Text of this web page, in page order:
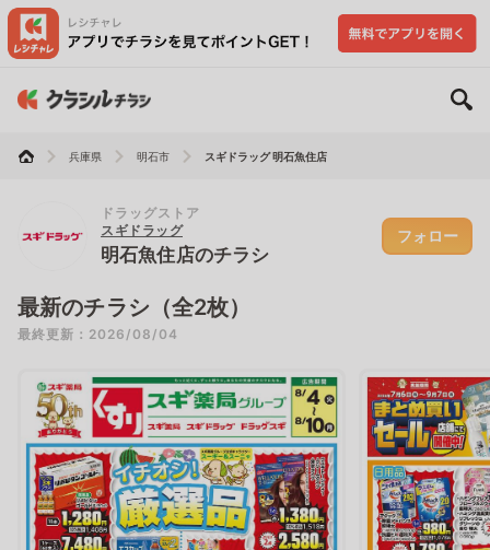
兵庫県 明石市 スギドラッグ 明石魚住店
ドラッグストア
スギドラッグ
明石魚住店のチラシ
フォロー
最新のチラシ（全2枚）
最終更新：2026/08/04